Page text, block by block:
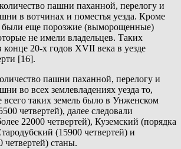
пашни паханной, перелогу и
в вотчинах и поместья уезда. Кроме
были еще порозжие (выморощенные)
не имели владельцев. Таких
конце 20-х годов XVII века в уезде
[16].
пашни паханной, перелогу и
во всех землевладениях уезда то,
таких земель было в Унженском
четвертей), далее следовали
22000 четвертей), Куземский (порядка
(15900 четвертей) и
четвертей) станы.